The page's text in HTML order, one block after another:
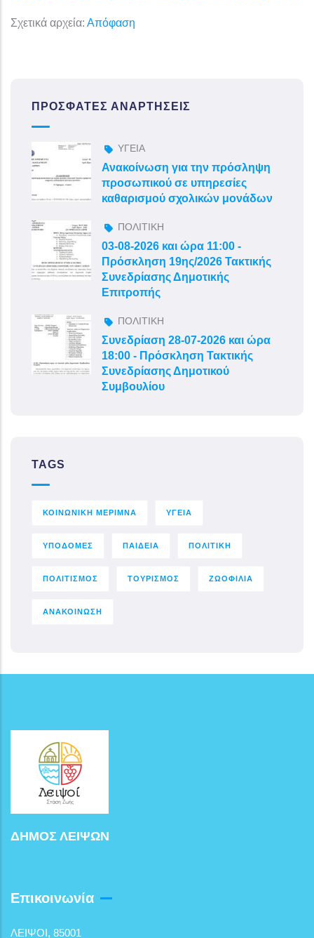
Σχετικά αρχεία: Απόφαση
ΠΡΌΣΦΑΤΕΣ ΑΝΑΡΤΉΣΕΙΣ
ΥΓΕΙΑ
Ανακοίνωση για την πρόσληψη
προσωπικού σε υπηρεσίες
καθαρισμού σχολικών μονάδων
ΠΟΛΙΤΙΚΗ
03-08-2026 και ώρα 11:00 -
Πρόσκληση 19ης/2026 Τακτικής
Συνεδρίασης Δημοτικής
Επιτροπής
ΠΟΛΙΤΙΚΗ
Συνεδρίαση 28-07-2026 και ώρα
18:00 - Πρόσκληση Τακτικής
Συνεδρίασης Δημοτικού
Συμβουλίου
TAGS
ΚΟΙΝΩΝΙΚΗ ΜΕΡΙΜΝΑ ΥΓΕΙΑ
ΥΠΟΔΟΜΕΣ ΠΑΙΔΕΙΑ ΠΟΛΙΤΙΚΗ
ΠΟΛΙΤΙΣΜΟΣ ΤΟΥΡΙΣΜΟΣ ΖΩΟΦΙΛΙΑ
ΑΝΑΚΟΙΝΩΣΗ
ΔΗΜΟΣ ΛΕΙΨΩΝ
Επικοινωνία
ΛΕΙΨΟΙ, 85001